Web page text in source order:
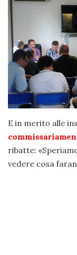
E in merito alle
ribatte:
vedere cosa